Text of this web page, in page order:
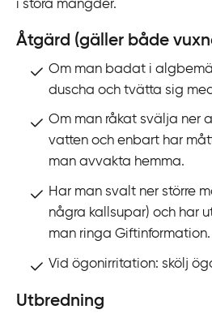
i stora mängder.
Åtgärd (gäller både
Om man badat i
duscha och tvätta sig
Om man råkat svälja ner
vatten och enbart har
man avvakta hemma.
Har man svalt ner större
några kallsupar) och har
man ringa Giftinformation.
Vid ögonirritation: skölj
Utbredning